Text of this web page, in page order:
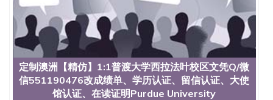
定制澳洲【精仿】1:1普渡大学西拉法叶校区文凭Q/微
信551190476改成绩单、学历认证、留信认证、大使
馆认证、在读证明Purdue University